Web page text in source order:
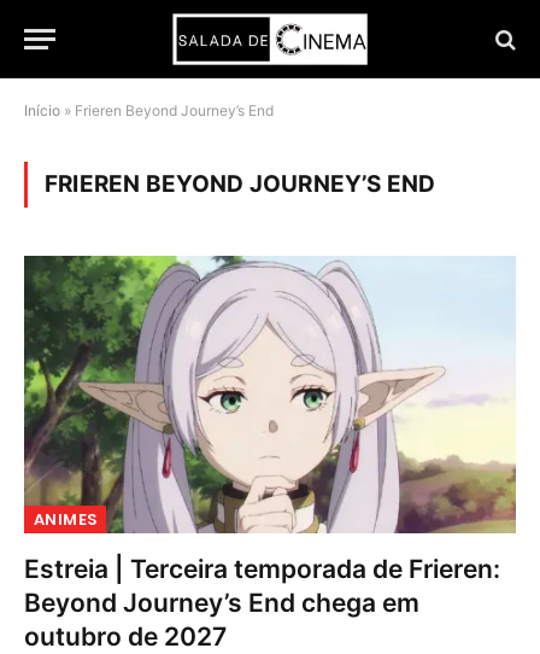
Início » Frieren Beyond Journey’s End
FRIEREN BEYOND JOURNEY’S END
ANIMES
Estreia | Terceira temporada de Frieren:
Beyond Journey’s End chega em
outubro de 2027